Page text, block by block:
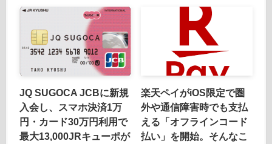
JQ SUGOCA JCBに新規
入会し、スマホ決済1万
円・カード30万円利用で
最大13,000JRキューポが
楽天ペイがiOS限定で圏
外や通信障害時でも支払
える「オフラインコード
払い」を開始。そんなこ